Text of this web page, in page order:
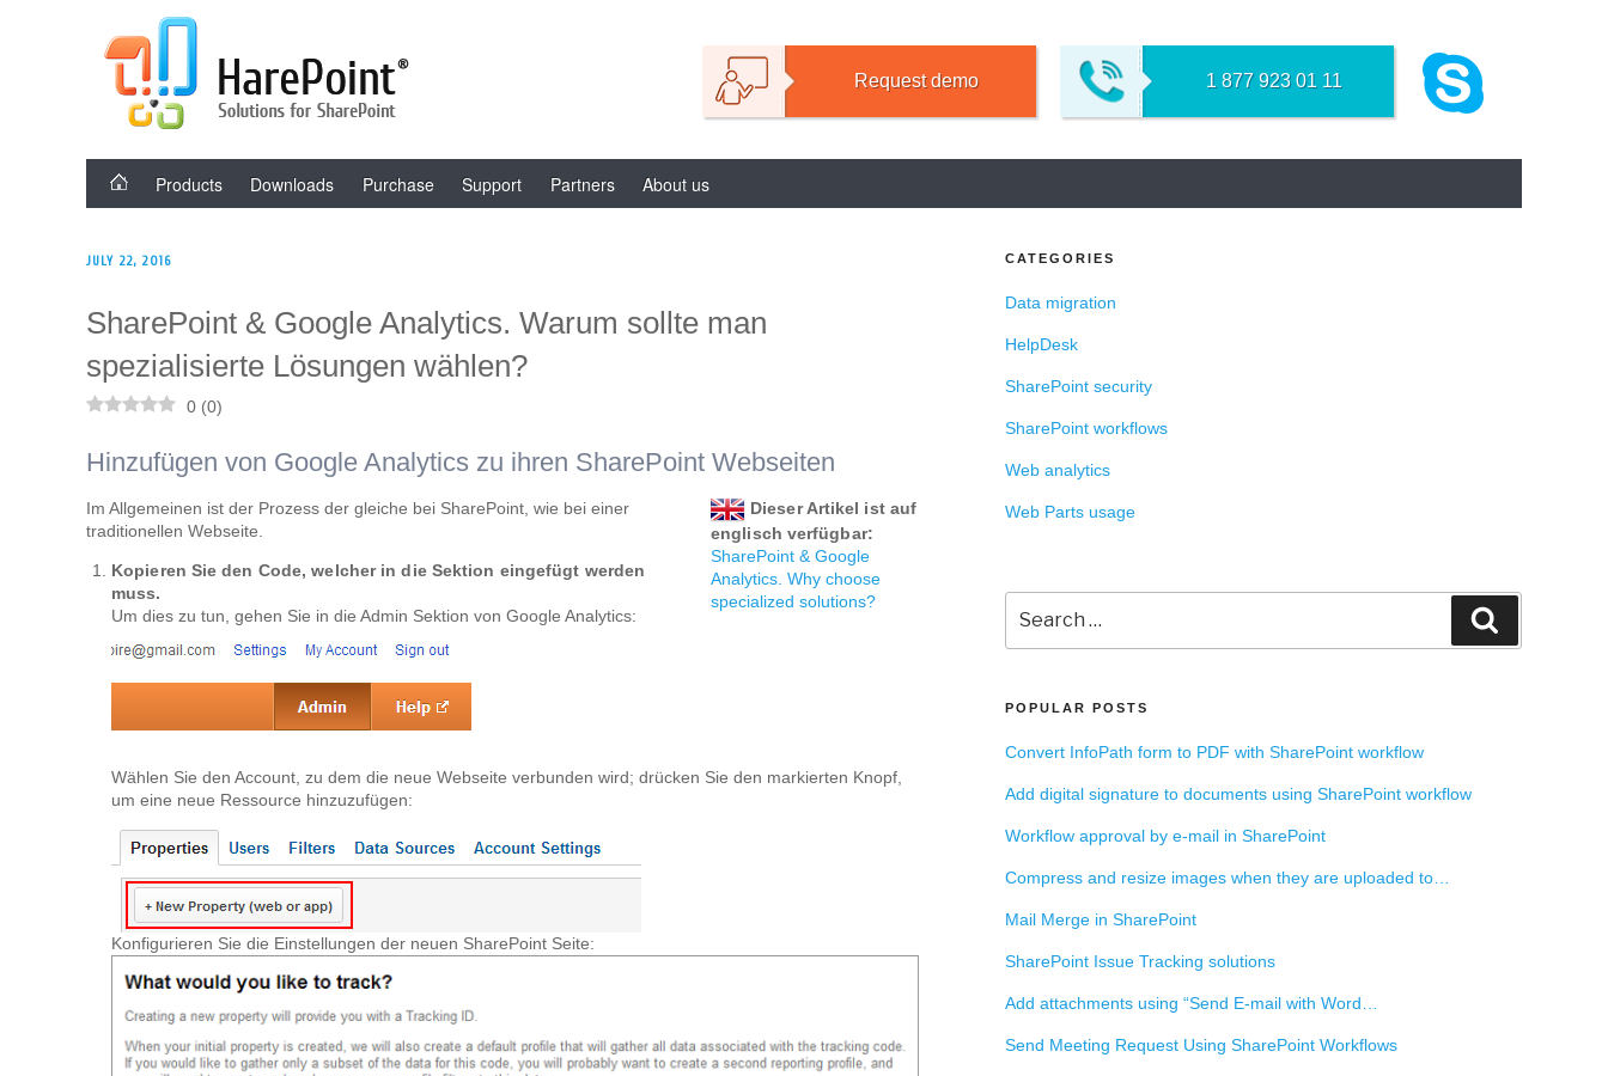
content
HAREPOINT SOLUTIONS FOR SHAREPOINT
Request demo 1 877 923 01 11
Products Downloads Purchase Support Partners About us
POSTED
JULY 22, 2016
SharePoint & Google Analytics. Warum sollte man
spezialisierte Lösungen wählen?
0 (0)
Hinzufügen von Google Analytics zu ihren SharePoint Webseiten
Dieser Artikel ist auf
englisch verfügbar:
SharePoint & Google
Analytics. Why choose
specialized solutions?
Im Allgemeinen ist der Prozess der gleiche bei SharePoint, wie bei einer
traditionellen Webseite.
Kopieren Sie den Code, welcher in die Sektion eingefügt werden
muss.
Um dies zu tun, gehen Sie in die Admin Sektion von Google Analytics:
Wählen Sie den Account, zu dem die neue Webseite verbunden wird; drücken Sie den markierten Knopf,
um eine neue Ressource hinzuzufügen:
Konfigurieren Sie die Einstellungen der neuen SharePoint Seite:
CATEGORIES
Data migration
HelpDesk
SharePoint security
SharePoint workflows
Web analytics
Web Parts usage
for:
POPULAR POSTS
Convert InfoPath form to PDF with SharePoint workflow
Add digital signature to documents using SharePoint workflow
Workflow approval by e-mail in SharePoint
Compress and resize images when they are uploaded to…
Mail Merge in SharePoint
SharePoint Issue Tracking solutions
Add attachments using “Send E-mail with Word…
Send Meeting Request Using SharePoint Workflows